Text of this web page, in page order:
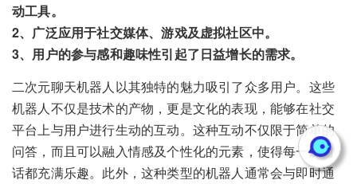
动工具。
2、广泛应用于社交媒体、游戏及虚拟社区中。
3、用户的参与感和趣味性引起了日益增长的需求。
二次元聊天机器人以其独特的魅力吸引了众多用户。这些
机器人不仅是技术的产物，更是文化的表现，能够在社交
平台上与用户进行生动的互动。这种互动不仅限于简单的
问答，而且可以融入情感及个性化的元素，使得每一次对
话都充满乐趣。此外，这种类型的机器人通常会与即时通